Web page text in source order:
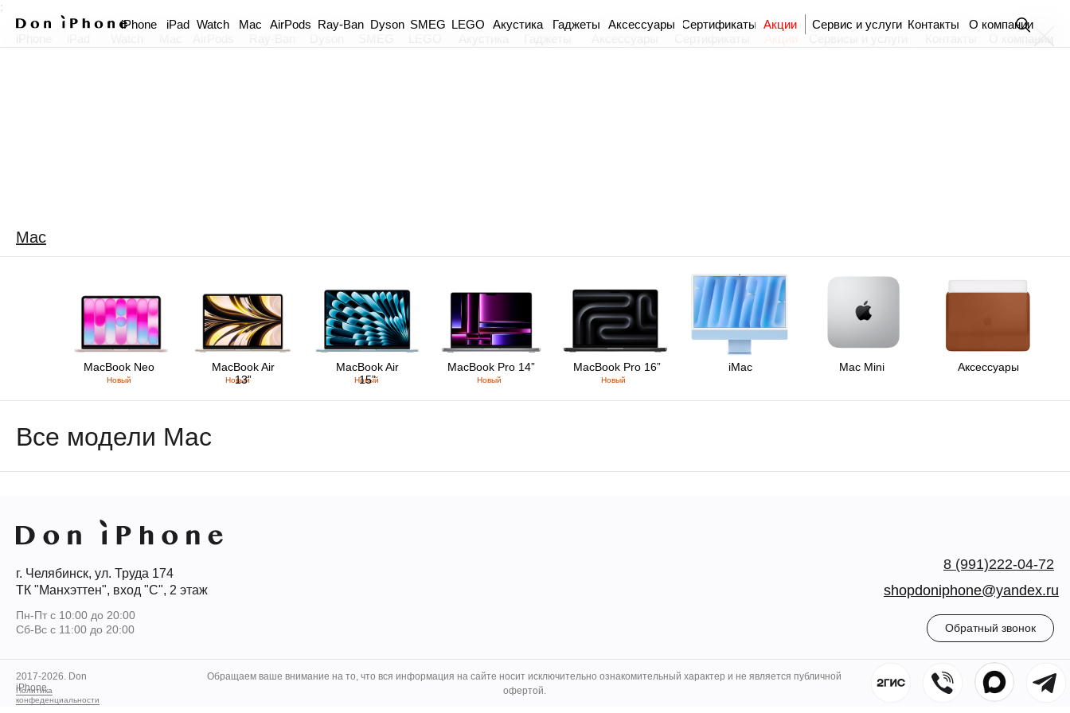
;
Сервис и услуги Контакты О компании
Аксессуары
Гаджеты
Акустика
Dyson
AirPods Ray-Ban LEGO
SMEG
Mac
Watch
iPad
iPhone Сертификаты Акции
Mac
Аксессуары
Mac Mini
iMac
MacBook Pro 16”
Новый Новый
Новый Новый
Новый
MacBook Pro 14”
MacBook Air
13”
MacBook Neo
MacBook Air
15”
Все модели Mac
г. Челябинск, ул. Труда 174
ТК "Манхэттен", вход "С", 2 этаж
Пн-Пт с 10:00 до 20:00
Сб-Вс с 11:00 до 20:00
Обратный звонок
8 (991)222-04-72
shopdoniphone@yandex.ru
2017-2026. Don
iPhone
Политика
конфеденциальности
Обращаем ваше внимание на то, что вся информация на сайте носит исключительно ознакомительный характер и не является публичной
офертой.